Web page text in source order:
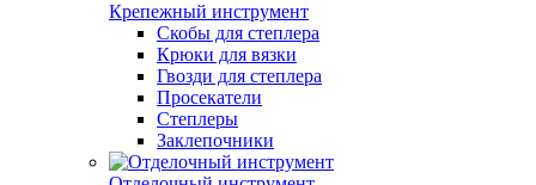
Крепежный инструмент
Скобы для степлера
Крюки для вязки
Гвозди для степлера
Просекатели
Степлеры
Заклепочники